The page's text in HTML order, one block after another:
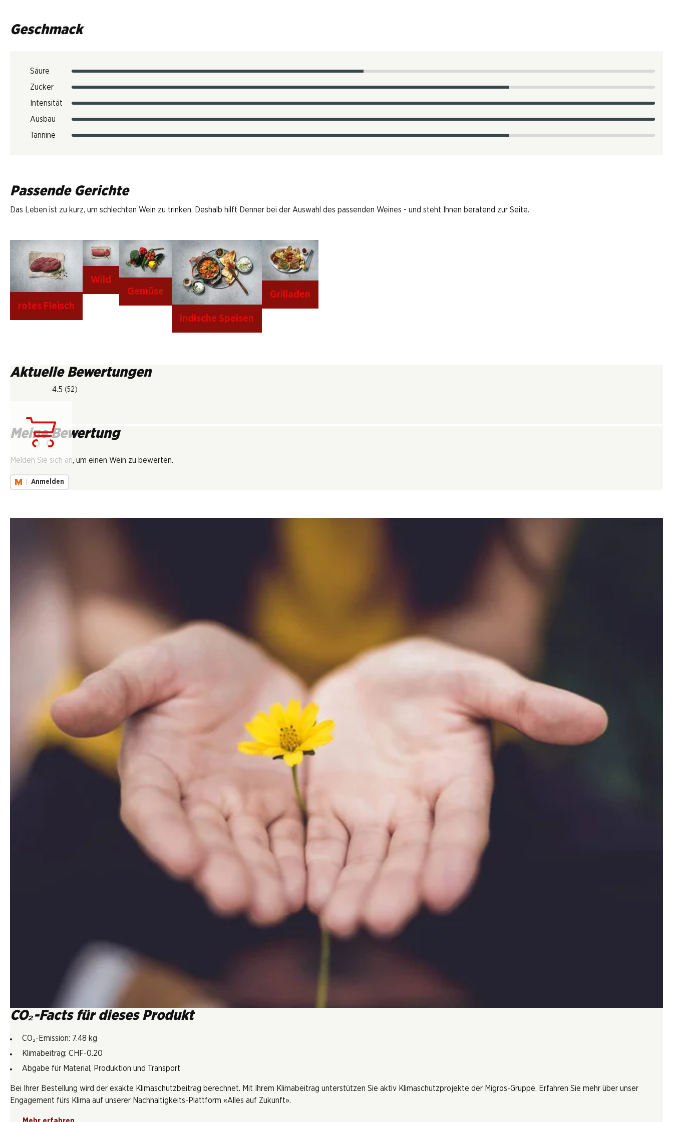
Geschmack
Säure
Zucker
Intensität
Ausbau
Tannine
Passende Gerichte
Das Leben ist zu kurz, um schlechten Wein zu trinken. Deshalb hilft Denner bei der Auswahl des passenden Weines - und steht Ihnen beratend zur Seite.
rotes Fleisch
Wild
Gemüse
indische Speisen
Grilladen
Aktuelle Bewertungen
4.5 (52)
Meine Bewertung
Melden Sie sich an, um einen Wein zu bewerten.
Anmelden
CO₂-Facts für dieses Produkt
CO₂-Emission: 7.48 kg
Klimabeitrag: CHF-0.20
Abgabe für Material, Produktion und Transport
Bei Ihrer Bestellung wird der exakte Klimaschutzbeitrag berechnet. Mit Ihrem Klimabeitrag unterstützen Sie aktiv Klimaschutzprojekte der Migros-Gruppe. Erfahren Sie mehr über unser
Engagement fürs Klima auf unserer Nachhaltigkeits-Plattform «Alles auf Zukunft».